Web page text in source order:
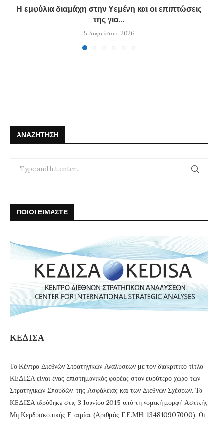
Η εμφύλια διαμάχη στην Υεμένη και οι επιπτώσεις
της για...
5 Αυγούστου, 2026
ΑΝΑΖΉΤΗΣΗ
ΠΟΙΟΙ ΕΙΜΑΣΤΕ
ΚΕΔΙΣΑ
Το Κέντρο Διεθνών Στρατηγικών Αναλύσεων με τον διακριτικό τίτλο
ΚΕΔΙΣΑ είναι ένας επιστημονικός φορέας στον ευρύτερο χώρο των
Στρατηγικών Σπουδών, της Ασφάλειας και των Διεθνών Σχέσεων. Το
ΚΕΔΙΣΑ ιδρύθηκε στις 3 Ιουνίου 2015 υπό τη νομική μορφή Αστικής
Μη Κερδοσκοπικής Εταιρίας (Αριθμός Γ.Ε.ΜΗ: 134810907000). Οι